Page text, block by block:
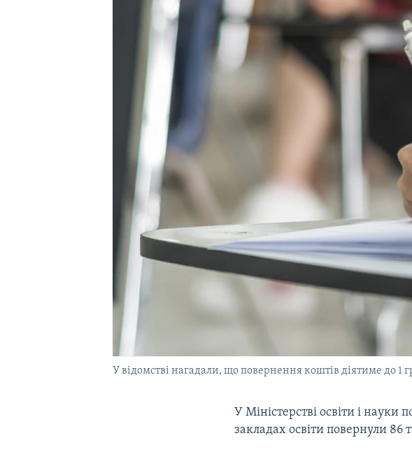
У відомстві нагадали, що повернення коштів діятиме до 1
У Міністерстві освіти і
закладах освіти повернули